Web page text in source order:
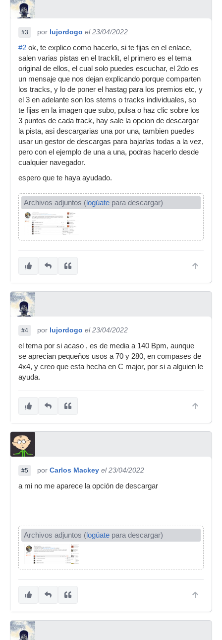
#3 por lujordogo el 23/04/2022
#2 ok, te explico como hacerlo, si te fijas en el enlace,
salen varias pistas en el tracklit, el primero es el tema
original de ellos, el cual solo puedes escuchar, el 2do es
un mensaje que nos dejan explicando porque comparten
los tracks, y lo de poner el hastag para los premios etc, y
el 3 en adelante son los stems o tracks individuales, so
te fijas en la imagen que subo, pulsa o haz clic sobre los
3 puntos de cada track, hay sale la opcion de descargar
la pista, asi descargarias una por una, tambien puedes
usar un gestor de descargas para bajarlas todas a la vez,
pero con el ejemplo de una a una, podras hacerlo desde
cualquier navegador.
espero que te haya ayudado.
Archivos adjuntos (logúate para descargar)
#4 por lujordogo el 23/04/2022
el tema por si acaso , es de media a 140 Bpm, aunque
se aprecian pequeños usos a 70 y 280, en compases de
4x4, y creo que esta hecha en C major, por si a alguien le
ayuda.
#5 por Carlos Mackey el 23/04/2022
a mi no me aparece la opción de descargar
Archivos adjuntos (logúate para descargar)